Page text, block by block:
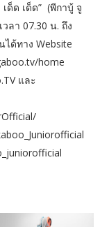
เด็ด เด็ด” (พีกาบู้ จู
ลา 07.30 น. ถึง
ด้ทาง Website
home
และ